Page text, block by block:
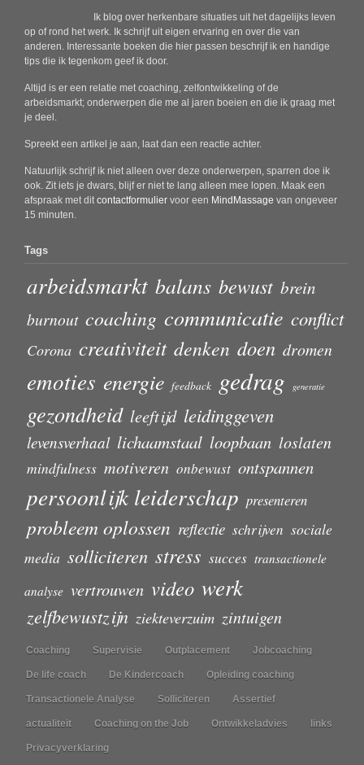
Ik blog over herkenbare situaties uit het dagelijks leven
op of rond het werk. Ik schrijf uit eigen ervaring en over die van
anderen. Interessante boeken die hier passen beschrijf ik en handige
tips die ik tegenkom geef ik door.
Altijd is er een relatie met coaching, zelfontwikkeling of de
arbeidsmarkt; onderwerpen die me al jaren boeien en die ik graag met
je deel.
Spreekt een artikel je aan, laat dan een reactie achter.
Natuurlijk schrijf ik niet alleen over deze onderwerpen, sparren doe ik
ook. Zit iets je dwars, blijf er niet te lang alleen mee lopen. Maak een
afspraak met dit contactformulier voor een MindMassage van ongeveer
15 minuten.
Tags
arbeidsmarkt balans bewust brein
burnout coaching communicatie conflict
Corona creativiteit denken doen dromen
emoties energie feedback gedrag generatie
gezondheid leeftijd leidinggeven
levensverhaal lichaamstaal loopbaan loslaten
mindfulness motiveren onbewust ontspannen
persoonlijk leiderschap presenteren
probleem oplossen reflectie schrijven sociale
media solliciteren stress succes transactionele
analyse vertrouwen video werk
zelfbewustzijn ziekteverzuim zintuigen
Coaching Supervisie Outplacement Jobcoaching
De life coach De Kindercoach Opleiding coaching
Transactionele Analyse Solliciteren Assertief
actualiteit Coaching on the Job Ontwikkeladvies links
Privacyverklaring